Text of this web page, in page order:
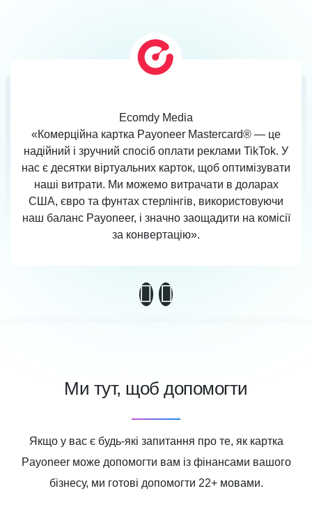
Ecomdy Media
«Комерційна картка Payoneer Mastercard® — це
надійний і зручний спосіб оплати реклами TikTok. У
нас є десятки віртуальних карток, щоб оптимізувати
наші витрати. Ми можемо витрачати в доларах
США, євро та фунтах стерлінгів, використовуючи
наш баланс Payoneer, і значно заощадити на комісії
за конвертацію».
Ми тут, щоб допомогти
Якщо у вас є будь-які запитання про те, як картка
Payoneer може допомогти вам із фінансами вашого
бізнесу, ми готові допомогти 22+ мовами.